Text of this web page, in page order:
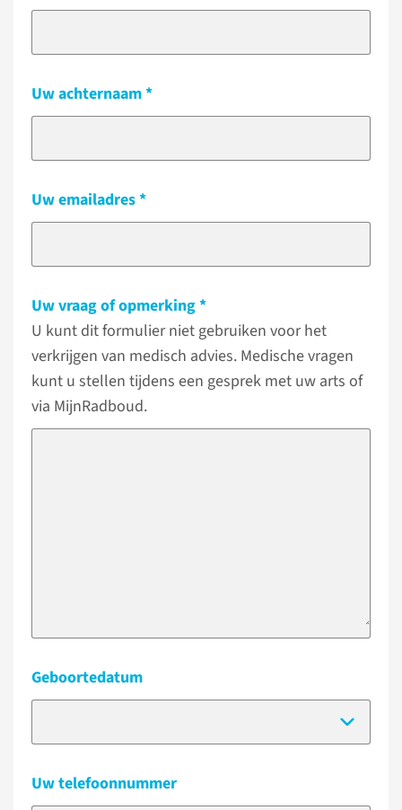
Uw achternaam
Uw emailadres
Uw vraag of opmerking
U kunt dit formulier niet gebruiken voor het
verkrijgen van medisch advies. Medische vragen
kunt u stellen tijdens een gesprek met uw arts of
via MijnRadboud.
Geboortedatum
Uw telefoonnummer